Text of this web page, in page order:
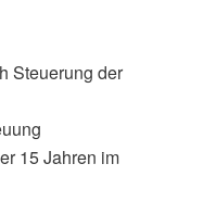
Steuerung der
15 Jahren im